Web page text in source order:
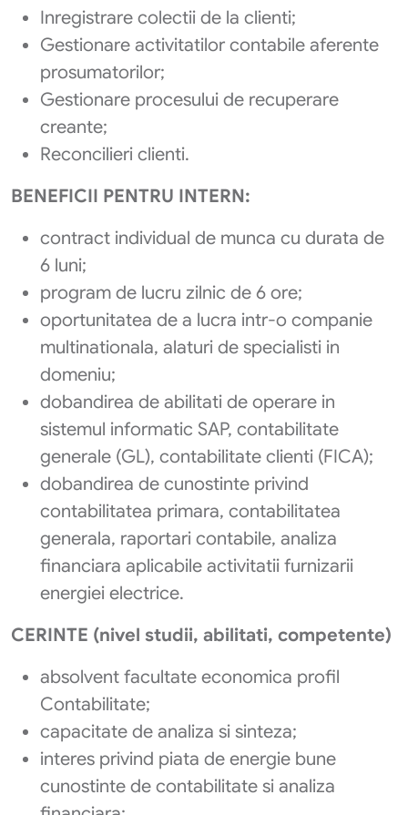
Inregistrare colectii de la clienti;
Gestionare activitatilor contabile aferente
prosumatorilor;
Gestionare procesului de recuperare
creante;
Reconcilieri clienti.
BENEFICII PENTRU INTERN:
contract individual de munca cu durata de
6 luni;
program de lucru zilnic de 6 ore;
oportunitatea de a lucra intr-o companie
multinationala, alaturi de specialisti in
domeniu;
dobandirea de abilitati de operare in
sistemul informatic SAP, contabilitate
generale (GL), contabilitate clienti (FICA);
dobandirea de cunostinte privind
contabilitatea primara, contabilitatea
generala, raportari contabile, analiza
financiara aplicabile activitatii furnizarii
energiei electrice.
CERINTE (nivel studii, abilitati, competente)
absolvent facultate economica profil
Contabilitate;
capacitate de analiza si sinteza;
interes privind piata de energie bune
cunostinte de contabilitate si analiza